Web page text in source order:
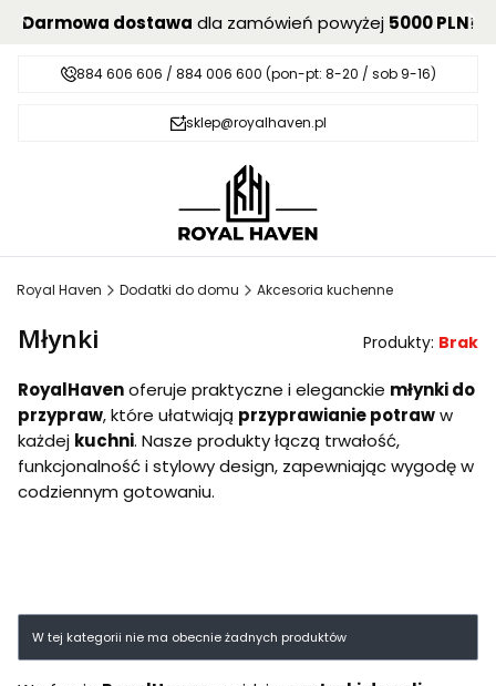
Darmowa dostawa dla zamówień powyżej 5000 PLN!
884 606 606 / 884 006 600 (pon-pt: 8-20 / sob 9-16)
sklep@royalhaven.pl
Royal Haven Dodatki do domu Akcesoria kuchenne
Młynki Produkty: Brak
RoyalHavenoferuje praktyczne i eleganckie młynki do
przypraw, które ułatwiają przyprawianie potraww
każdej kuchni. Nasze produkty łączą trwałość,
funkcjonalność i stylowy design, zapewniając wygodę w
codziennym gotowaniu.
Lista produktów
W tej kategorii nie ma obecnie żadnych produktów